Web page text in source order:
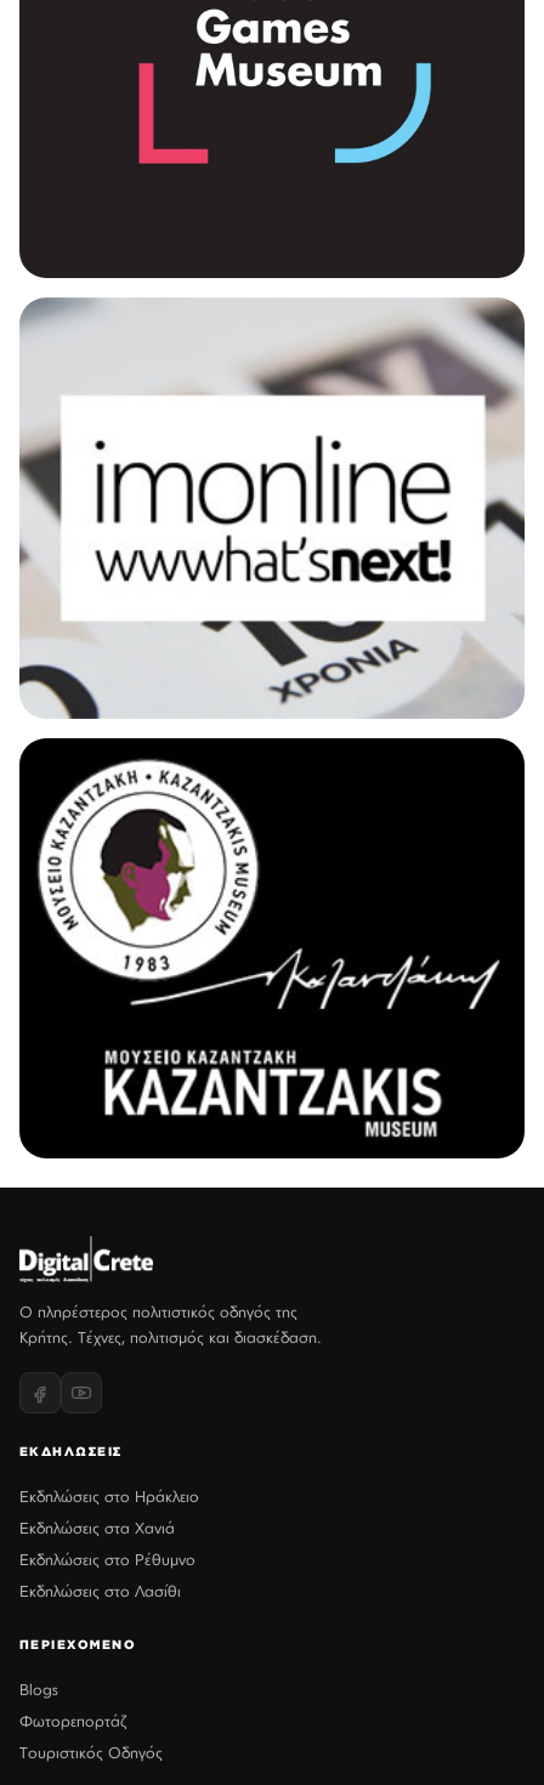
Ο πληρέστερος πολιτιστικός οδηγός της
Κρήτης. Τέχνες, πολιτισμός και διασκέδαση.
ΕΚΔΗΛΩΣΕΙΣ
Εκδηλώσεις στο Ηράκλειο
Εκδηλώσεις στα Χανιά
Εκδηλώσεις στο Ρέθυμνο
Εκδηλώσεις στο Λασίθι
ΠΕΡΙΕΧΟΜΕΝΟ
Blogs
Φωτορεπορτάζ
Τουριστικός Οδηγός